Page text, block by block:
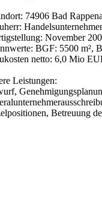
74906 Bad
November
BGF: 5500 m²,
netto: 6,0 Mio
Leistungen:
Betreuung